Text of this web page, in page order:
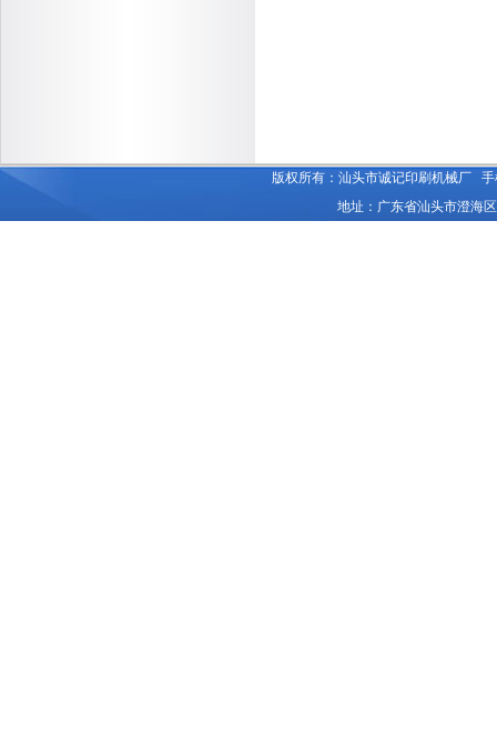
版权所有：汕头市诚记印刷机械厂
地址：广东省汕头市澄海